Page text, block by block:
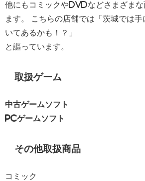
他にもコミックやDVDなどさまざま
ます。 こちらの店舗では「茨城では
いてあるかも！？」
と謳っています。
取扱ゲーム
中古ゲームソフト
PCゲームソフト
その他取扱商品
コミック